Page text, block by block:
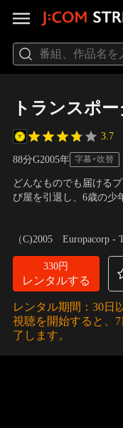
トランスポ
3.7
88分G2005年 字幕+吹替
どんなものでも届ける
び屋を引退し、6歳の少
り込むのだった。猛ス
（C)2005 Europacorp -
330円
レンタルする
レンタル期間：30日
視聴を開始すると、
了します。